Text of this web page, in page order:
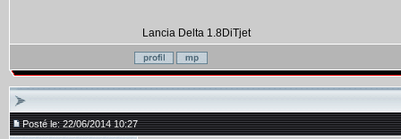
Lancia Delta 1.8DiTjet
Posté le: 22/06/2014 10:27